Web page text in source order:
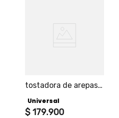
tostadora de arepas
de tostado, cuerpo
en acero inoxidable,
Universal
$ 179.900